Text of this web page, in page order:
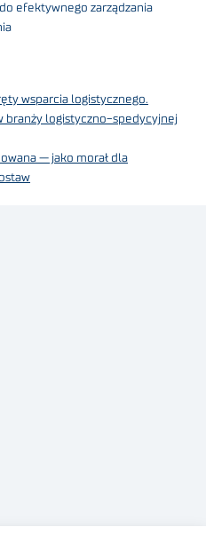
efektywnego zarządzania
wsparcia logistycznego.
branży logistyczno-spedycyjnej
— jako morał dla